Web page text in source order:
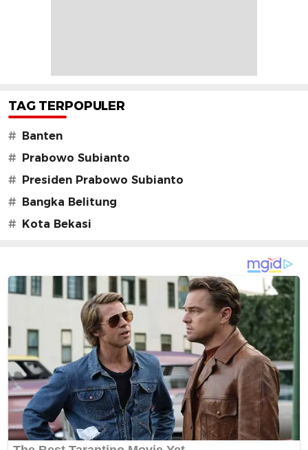
TAG TERPOPULER
# Banten
# Prabowo Subianto
# Presiden Prabowo Subianto
# Bangka Belitung
# Kota Bekasi